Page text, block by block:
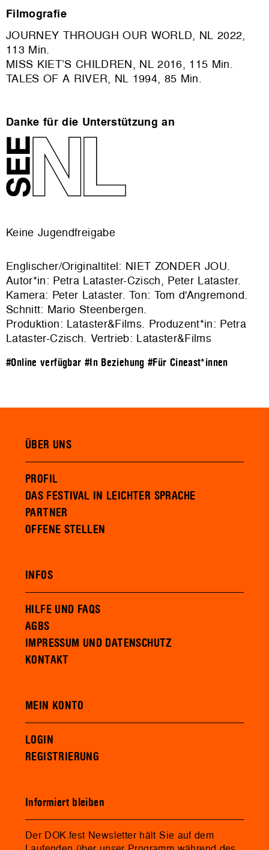
Filmografie
JOURNEY THROUGH OUR WORLD, NL 2022,
113 Min.
MISS KIET’S CHILDREN, NL 2016, 115 Min.
TALES OF A RIVER, NL 1994, 85 Min.
Danke für die Unterstützung an
Keine Jugendfreigabe
Englischer/Originaltitel: NIET ZONDER JOU.
Autor*in: Petra Lataster-Czisch, Peter Lataster.
Kamera: Peter Lataster. Ton: Tom d'Angremond.
Schnitt: Mario Steenbergen.
Produktion: Lataster&Films. Produzent*in: Petra
Lataster-Czisch. Vertrieb: Lataster&Films
#Online verfügbar #In Beziehung #Für Cineast*innen
ÜBER UNS
PROFIL
DAS FESTIVAL IN LEICHTER SPRACHE
PARTNER
OFFENE STELLEN
INFOS
HILFE UND FAQS
AGBS
IMPRESSUM UND DATENSCHUTZ
KONTAKT
MEIN KONTO
LOGIN
REGISTRIERUNG
Informiert bleiben
Der DOK.fest Newsletter hält Sie auf dem